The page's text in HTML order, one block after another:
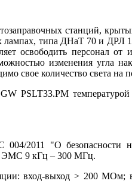
станций,
лампах, типа ДНаТ 70 и
освободить персонал от
изменения угла
свое количество света на
PSLT33.PM
2011 "О безопасности
ЭМС 9 кГц – 300 МГц.
вход-выход > 200